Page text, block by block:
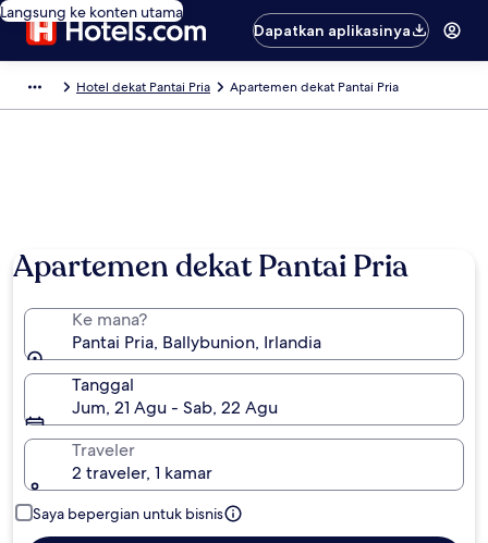
Langsung ke konten utama
Dapatkan aplikasinya
Hotel dekat Pantai Pria Apartemen dekat Pantai Pria
Apartemen dekat Pantai Pria
Ke mana?
Pantai Pria, Ballybunion, Irlandia
Tanggal
Jum, 21 Agu - Sab, 22 Agu
Traveler
2 traveler, 1 kamar
Saya bepergian untuk bisnis